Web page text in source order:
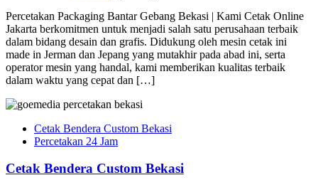
Percetakan Packaging Bantar Gebang Bekasi | Kami Cetak Online
Jakarta berkomitmen untuk menjadi salah satu perusahaan terbaik
dalam bidang desain dan grafis. Didukung oleh mesin cetak ini
made in Jerman dan Jepang yang mutakhir pada abad ini, serta
operator mesin yang handal, kami memberikan kualitas terbaik
dalam waktu yang cepat dan […]
Cetak Bendera Custom Bekasi
Percetakan 24 Jam
Cetak Bendera Custom Bekasi